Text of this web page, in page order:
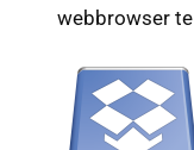
webbrowser